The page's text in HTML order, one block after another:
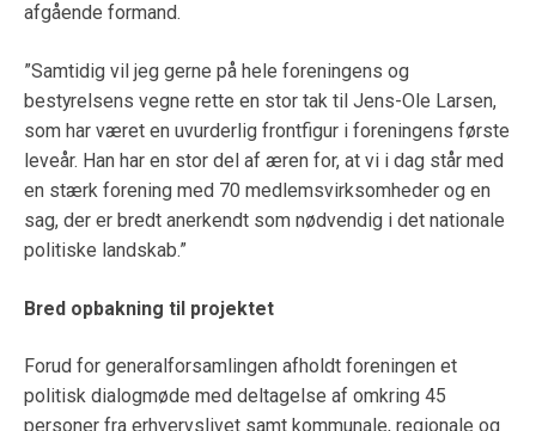
afgående formand.
”Samtidig vil jeg gerne på hele foreningens og
bestyrelsens vegne rette en stor tak til Jens-Ole Larsen,
som har været en uvurderlig frontfigur i foreningens første
leveår. Han har en stor del af æren for, at vi i dag står med
en stærk forening med 70 medlemsvirksomheder og en
sag, der er bredt anerkendt som nødvendig i det nationale
politiske landskab.”
Bred opbakning til projektet
Forud for generalforsamlingen afholdt foreningen et
politisk dialogmøde med deltagelse af omkring 45
personer fra erhvervslivet samt kommunale, regionale og